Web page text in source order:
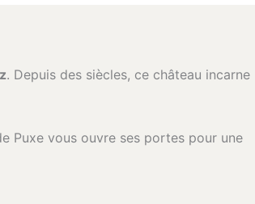
. Depuis des siècles, ce château incarne
Puxe vous ouvre ses portes pour une